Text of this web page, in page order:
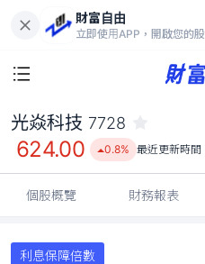
財富自由
立即使用APP，開啟您的
624.00
光焱科技 7728
624.00 0.8% 最近更新時間
個股概覽 財務報表
利息保障倍數